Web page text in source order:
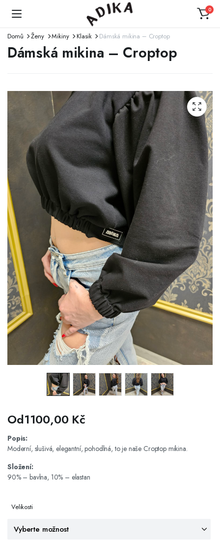
0
Domů Ženy Mikiny Klasik Dámská mikina – Croptop
Dámská mikina – Croptop
Od1100,00 Kč
Popis:
Moderní, slušivá, elegantní, pohodlná, to je naše Croptop mikina.
Složení:
90% – bavlna, 10% – elastan
Velikosti